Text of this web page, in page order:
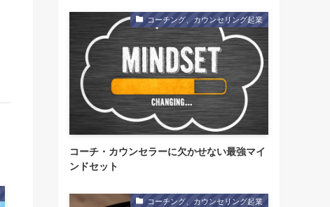
コーチング、カウンセリング起業
コーチ・カウンセラーに欠かせない最強マイ
ンドセット
コーチング、カウンセリング起業